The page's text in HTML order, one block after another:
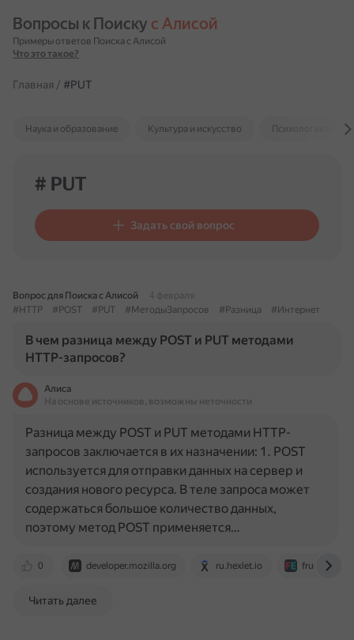
Вопросы к Поиску с Алисой
Примеры ответов Поиска с Алисой
Что это такое?
Главная / #PUT
Наука и образование Культура и искусство Психология и
# PUT
Задать свой вопрос
Вопрос для Поиска с Алисой
4 февраля
#HTTP
#POST #PUT #МетодыЗапросов #Разница #Интернет
В чем разница между POST и PUT методами
HTTP-запросов?
Алиса
На основе источников, возможны неточности
0 developer.mozilla.org ru.hexlet.io
Разница между POST и PUT методами HTTP-
запросов заключается в их назначении: 1. POST
используется для отправки данных на сервер и
создания нового ресурса. В теле запроса может
содержаться большое количество данных,
поэтому метод POST применяется…
Читать далее